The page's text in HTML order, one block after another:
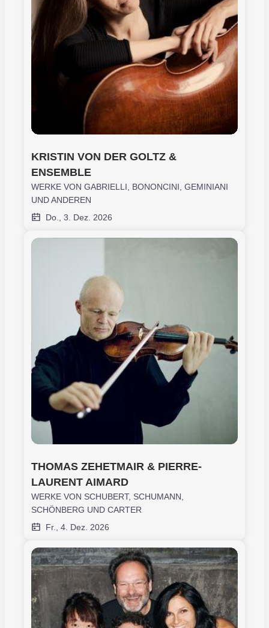
KRISTIN VON DER GOLTZ &
ENSEMBLE
WERKE VON GABRIELLI, BONONCINI, GEMINIANI
UND ANDEREN
Do., 3. Dez. 2026
THOMAS ZEHETMAIR & PIERRE-
LAURENT AIMARD
WERKE VON SCHUBERT, SCHUMANN,
SCHÖNBERG UND CARTER
Fr., 4. Dez. 2026